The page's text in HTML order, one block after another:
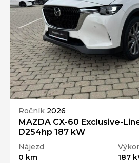
Ročník 2026
MAZDA CX-60 Exclusive-
D254hp 187 kW
Nájezd
0 km
187